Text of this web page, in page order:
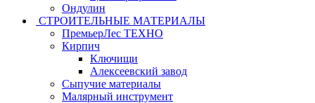
Ондулин
СТРОИТЕЛЬНЫЕ МАТЕРИАЛЫ
ПремьерЛес ТЕХНО
Кирпич
Ключищи
Алексеевский завод
Сыпучие материалы
Малярный инструмент